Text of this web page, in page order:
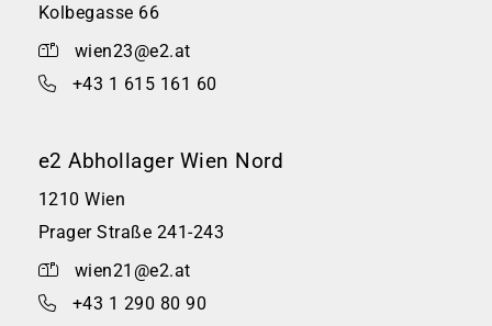
Kolbegasse 66
wien23@e2.at
+43 1 615 161 60
e2 Abhollager Wien Nord
1210 Wien
Prager Straße 241-243
wien21@e2.at
+43 1 290 80 90